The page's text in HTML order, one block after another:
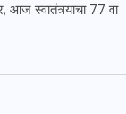
आज स्वातंत्र्याचा 77 वा